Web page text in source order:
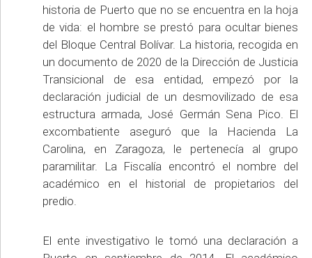
historia de Puerto que no se encuentra en la hoja
de vida: el hombre se prestó para ocultar bienes
del Bloque Central Bolívar. La historia, recogida en
un documento de 2020 de la Dirección de Justicia
Transicional de esa entidad, empezó por la
declaración judicial de un desmovilizado de esa
estructura armada, José Germán Sena Pico. El
excombatiente aseguró que la Hacienda La
Carolina, en Zaragoza, le pertenecía al grupo
paramilitar. La Fiscalía encontró el nombre del
académico en el historial de propietarios del
predio.
El ente investigativo le tomó una declaración a